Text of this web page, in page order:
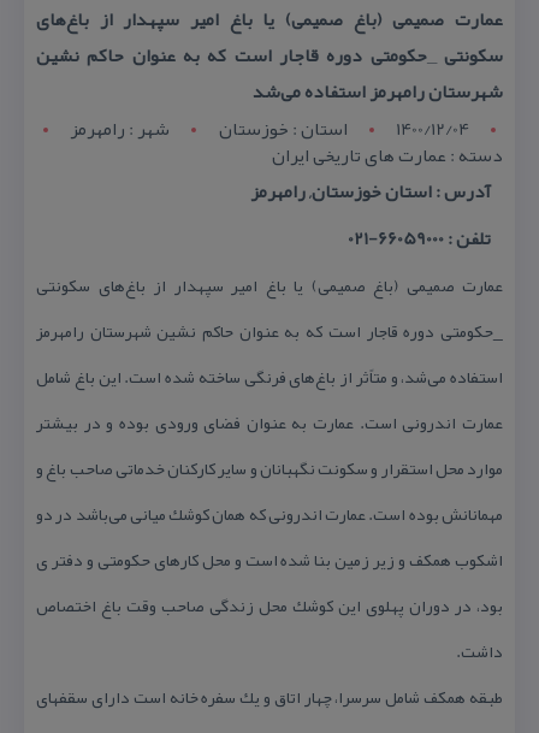
عمارت صمیمی (باغ صمیمی) یا باغ امیر سپهدار از باغ‌های
سكونتی _حكومتی دوره قاجار است كه به عنوان حاكم نشین
شهرستان رامهرمز استفاده می‌شد
1400/12/04
استان : خوزستان شهر : رامهرمز
دسته : عمارت های تاریخی ایران
آدرس : استان خوزستان, رامهرمز
تلفن : 66059000-021
عمارت صمیمی (باغ صمیمی) یا باغ امیر سپهدار از باغ‌های سكونتی
_حكومتی دوره قاجار است كه به عنوان حاكم نشین شهرستان رامهرمز
استفاده می‌شد، و متاًثر از باغ‌های فرنگی ساخته شده است. این باغ شامل
عمارت اندرونی است. عمارت به عنوان فضای ورودی بوده و در بیشتر
موارد محل استقرار و سكونت نگهبانان و سایر كاركنان خدماتی صاحب باغ و
مهمانانش بوده است. عمارت اندرونی كه همان كوشك میانی می‌باشد در دو
اشكوب همكف و زیر زمین بنا شده است و محل كارهای حكومتی و دفتر ی
بود، در دوران پهلوی این كوشك محل زندگی صاحب وقت باغ اختصاص
داشت.
طبقه همكف شامل سرسرا، چهار اتاق و یك سفره خانه است دارای سقفهای